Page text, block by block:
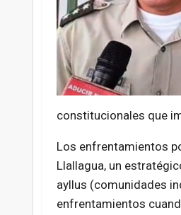
constitucionales que
Los enfrentamientos
Llallagua, un
ayllus (comunidades
enfrentamientos